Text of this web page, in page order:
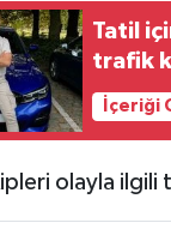
Tatil
trafik
İçeriği
olayla ilgili